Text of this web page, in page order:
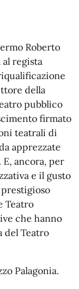
Roberto
regista
della
pubblico
firmato
teatrali di
apprezzate
ancora, per
e il gusto
Teatro
che hanno
del Teatro
Palagonia.